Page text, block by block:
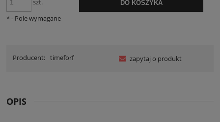
szt. DO KOSZYKA
*- Pole wymagane
Producent: timeforf zapytaj o produkt
OPIS